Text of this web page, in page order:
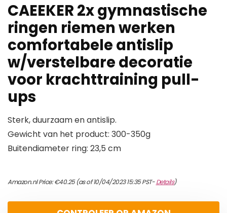
CAEEKER 2x gymnastische
ringen riemen werken
comfortabele antislip
w/verstelbare decoratie
voor krachttraining pull-
ups
Sterk, duurzaam en antislip.
Gewicht van het product: 300-350g
Buitendiameter ring: 23,5 cm
Amazon.nl Price:€40.25(as of 10/04/2023 15:35 PST-Details)